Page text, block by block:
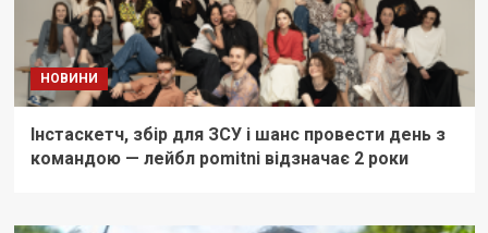
НОВИНИ
Інстаскетч, збір для ЗСУ і шанс провести день з
командою — лейбл pomitni відзначає 2 роки